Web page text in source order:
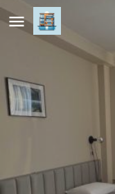
Vaidoto 33